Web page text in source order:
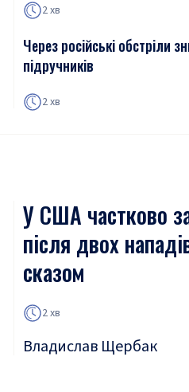
2 хв
Через російські обстріли
підручників
2 хв
У США частково
після двох
сказом
2 хв
Владислав Щербак